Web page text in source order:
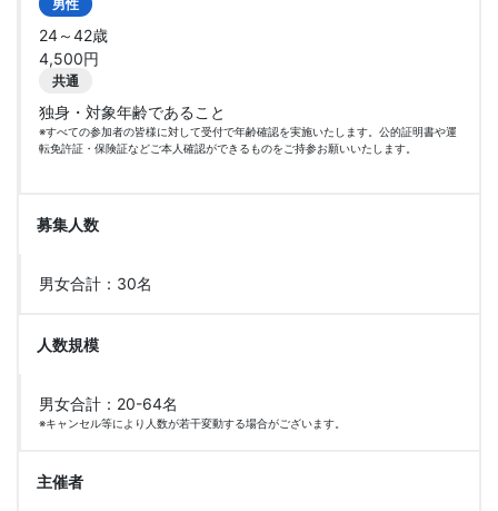
男性
24～42歳
4,500円
共通
独身・対象年齢であること
※すべての参加者の皆様に対して受付で年齢確認を実施いたします。公的証明書や運
転免許証・保険証などご本人確認ができるものをご持参お願いいたします。
募集人数
男女合計：30名
人数規模
男女合計：20-64名
※キャンセル等により人数が若干変動する場合がございます。
主催者